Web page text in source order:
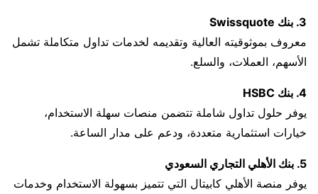
3. بنك Swissquote
معروف بموثوقيته العالية وتقديمه لخدمات تداول متكاملة تشمل
الأسهم، العملات، والسلع.
4. بنك HSBC
يوفر حلول تداول شاملة تتضمن منصات سهلة الاستخدام،
خيارات استثمارية متعددة، ودعم على مدار الساعة.
5. بنك الأهلي التجاري السعودي
يوفر منصة الأهلي كابيتال التي تتميز بسهولة الاستخدام وخدمات